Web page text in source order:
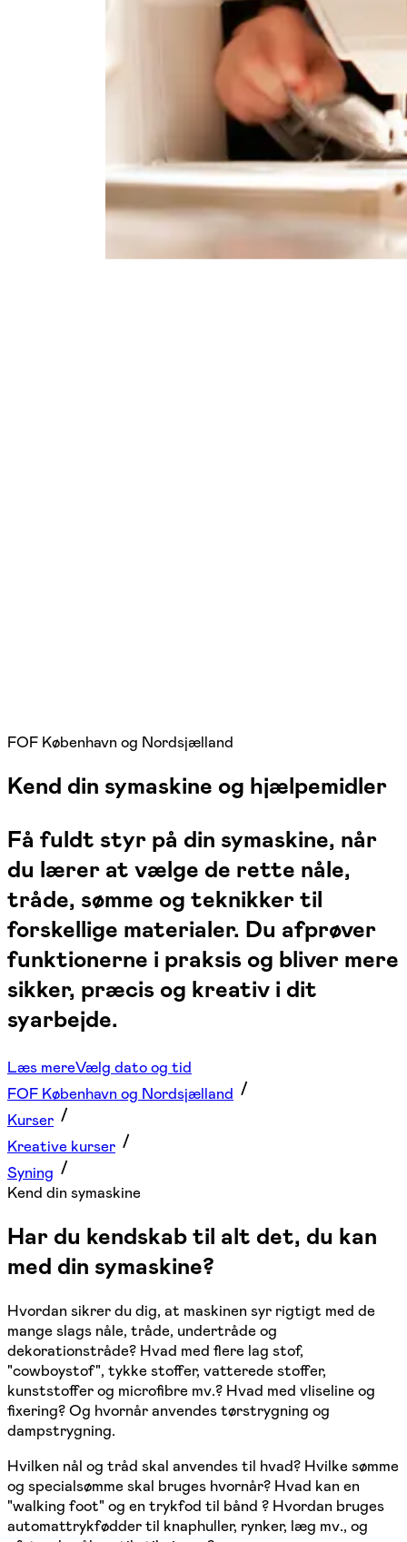
FOF København og Nordsjælland
Kend din symaskine og hjælpemidler
Få fuldt styr på din symaskine, når
du lærer at vælge de rette nåle,
tråde, sømme og teknikker til
forskellige materialer. Du afprøver
funktionerne i praksis og bliver mere
sikker, præcis og kreativ i dit
syarbejde.
Læs mereVælg dato og tid
FOF København og Nordsjælland
Kurser
Kreative kurser
Syning
Kend din symaskine
Har du kendskab til alt det, du kan
med din symaskine?
Hvordan sikrer du dig, at maskinen syr rigtigt med de
mange slags nåle, tråde, undertråde og
dekorationstråde? Hvad med flere lag stof,
"cowboystof", tykke stoffer, vatterede stoffer,
kunststoffer og microfibre mv.? Hvad med vliseline og
fixering? Og hvornår anvendes tørstrygning og
dampstrygning.
Hvilken nål og tråd skal anvendes til hvad? Hvilke sømme
og specialsømme skal bruges hvornår? Hvad kan en
"walking foot" og en trykfod til bånd ? Hvordan bruges
automattrykfødder til knaphuller, rynker, læg mv., og